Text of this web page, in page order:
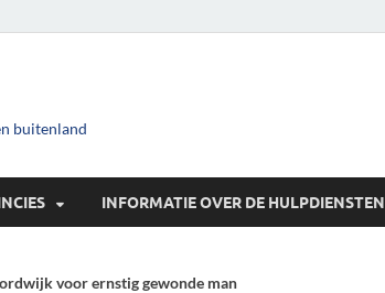
buitenland
INFORMATIE OVER DE HULPDIENSTEN
voor ernstig gewonde man